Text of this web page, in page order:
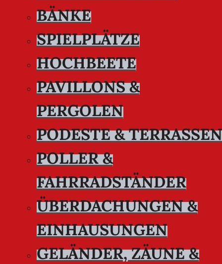
BÄNKE
SPIELPLÄTZE
HOCHBEETE
PAVILLONS &
PERGOLEN
PODESTE & TERRASSEN
POLLER &
FAHRRADSTÄNDER
ÜBERDACHUNGEN &
EINHAUSUNGEN
GELÄNDER, ZÄUNE &